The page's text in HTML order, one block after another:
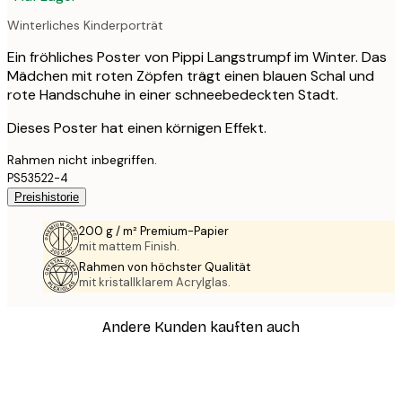
Winterliches Kinderporträt
Ein fröhliches Poster von Pippi Langstrumpf im Winter. Das
Mädchen mit roten Zöpfen trägt einen blauen Schal und
rote Handschuhe in einer schneebedeckten Stadt.
Dieses Poster hat einen körnigen Effekt.
Rahmen nicht inbegriffen.
PS53522-4
Preishistorie
200 g / m² Premium-Papier
mit mattem Finish.
Rahmen von höchster Qualität
mit kristallklarem Acrylglas.
Andere Kunden kauften auch